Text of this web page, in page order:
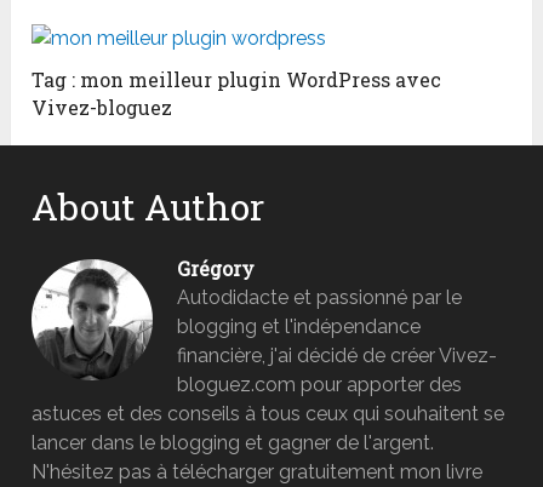
Tag : mon meilleur plugin WordPress avec
Vivez-bloguez
About Author
Grégory
Autodidacte et passionné par le
blogging et l'indépendance
financière, j'ai décidé de créer Vivez-
bloguez.com pour apporter des
astuces et des conseils à tous ceux qui souhaitent se
lancer dans le blogging et gagner de l'argent.
N'hésitez pas à télécharger gratuitement mon livre